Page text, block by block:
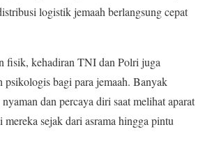
logistik jemaah berlangsung cepat
fisik, kehadiran TNI dan Polri juga
psikologis bagi para jemaah. Banyak
dan percaya diri saat melihat aparat
mereka sejak dari asrama hingga pintu